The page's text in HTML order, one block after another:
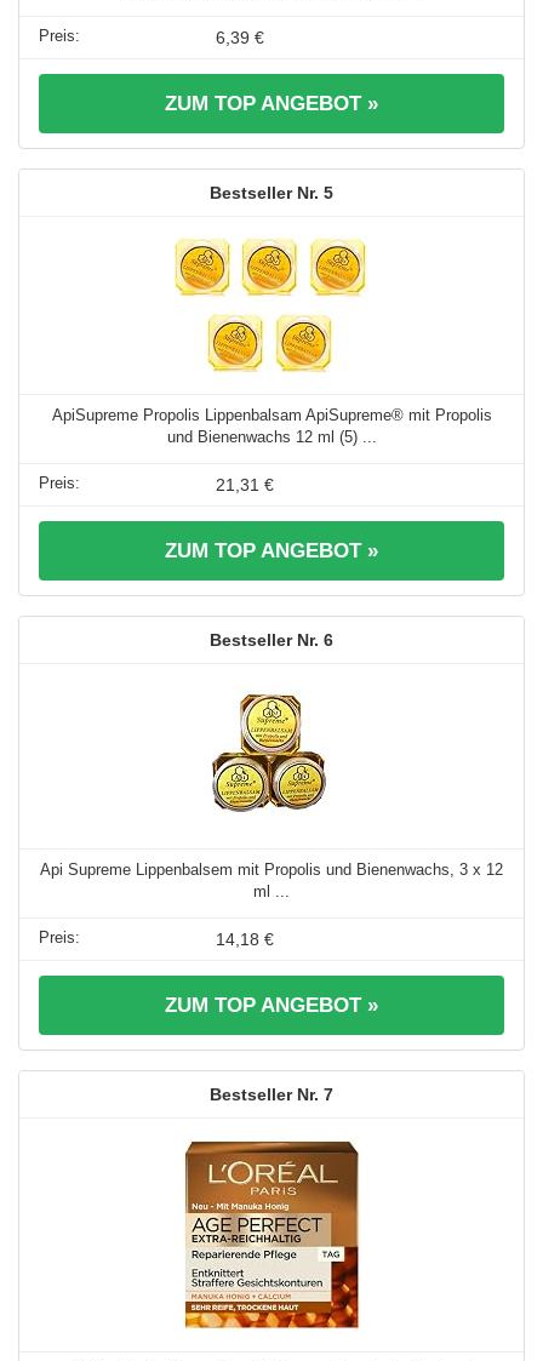
6,39 €
ZUM TOP ANGEBOT »
5
ApiSupreme Propolis Lippenbalsam ApiSupreme® mit Propolis
und Bienenwachs 12 ml (5) ...
21,31 €
ZUM TOP ANGEBOT »
6
Api Supreme Lippenbalsem mit Propolis und Bienenwachs, 3 x 12
ml ...
14,18 €
ZUM TOP ANGEBOT »
7